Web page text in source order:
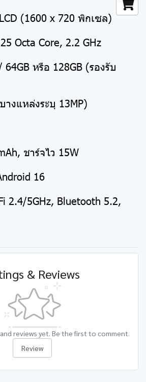
(1600 x 720 พิกเซล)
Octa Core, 2.2 GHz
64GB หรือ 128GB (รองรับ
งแหล่งระบุ 13MP)
ชาร์จไว 15W
16
2.4/5GHz, Bluetooth 5.2,
& Reviews
reviews yet. Be the first to comment.
Review